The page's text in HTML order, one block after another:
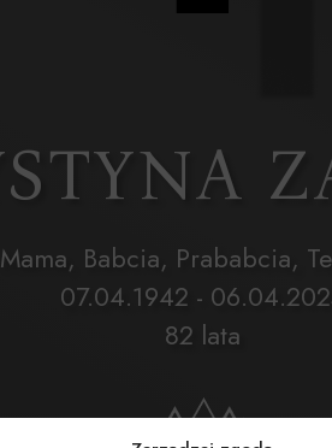
Babcia, Prababcia,
07.04.1942 -
82 lata